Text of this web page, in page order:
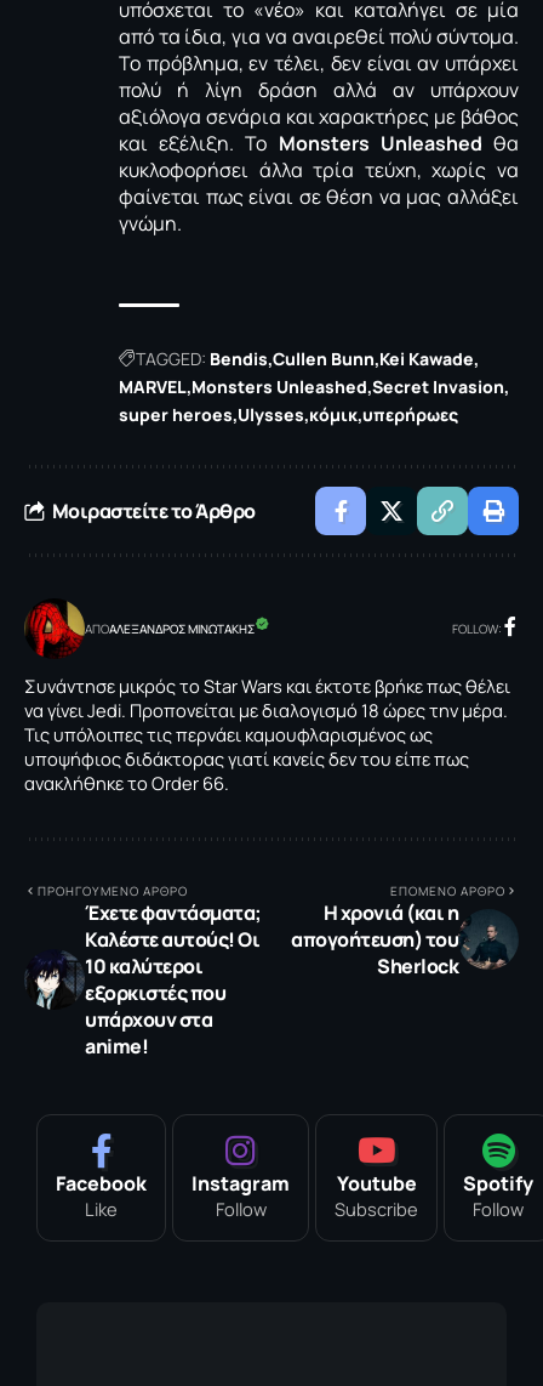
υπόσχεται το «νέο» και καταλήγει σε μία
από τα ίδια, για να αναιρεθεί πολύ σύντομα.
Το πρόβλημα, εν τέλει, δεν είναι αν υπάρχει
πολύ ή λίγη δράση αλλά αν υπάρχουν
αξιόλογα σενάρια και χαρακτήρες με βάθος
και εξέλιξη. Το Monsters Unleashed θα
κυκλοφορήσει άλλα τρία τεύχη, χωρίς να
φαίνεται πως είναι σε θέση να μας αλλάξει
γνώμη.
TAGGED: Bendis Cullen Bunn Kei Kawade
MARVEL Monsters Unleashed Secret Invasion
super heroes Ulysses κόμικ υπερήρωες
Μοιραστείτε το Άρθρο
ΑΠΟΑΛΕΞΑΝΔΡΟΣ ΜΙΝΩΤΑΚΗΣ FOLLOW:
Συνάντησε μικρός το Star Wars και έκτοτε βρήκε πως θέλει
να γίνει Jedi. Προπονείται με διαλογισμό 18 ώρες την μέρα.
Τις υπόλοιπες τις περνάει καμουφλαρισμένος ως
υποψήφιος διδάκτορας γιατί κανείς δεν του είπε πως
ανακλήθηκε το Order 66.
ΠΡΟΗΓΟΥΜΕΝΟ ΑΡΘΡΟ
Έχετε φαντάσματα;
Καλέστε αυτούς! Οι
10 καλύτεροι
εξορκιστές που
υπάρχουν στα
anime!
ΕΠΟΜΕΝΟ ΑΡΘΡΟ
Η χρονιά (και η
απογοήτευση) του
Sherlock
Facebook
Like
Instagram
Follow
Youtube
Subscribe
Spotify
Follow